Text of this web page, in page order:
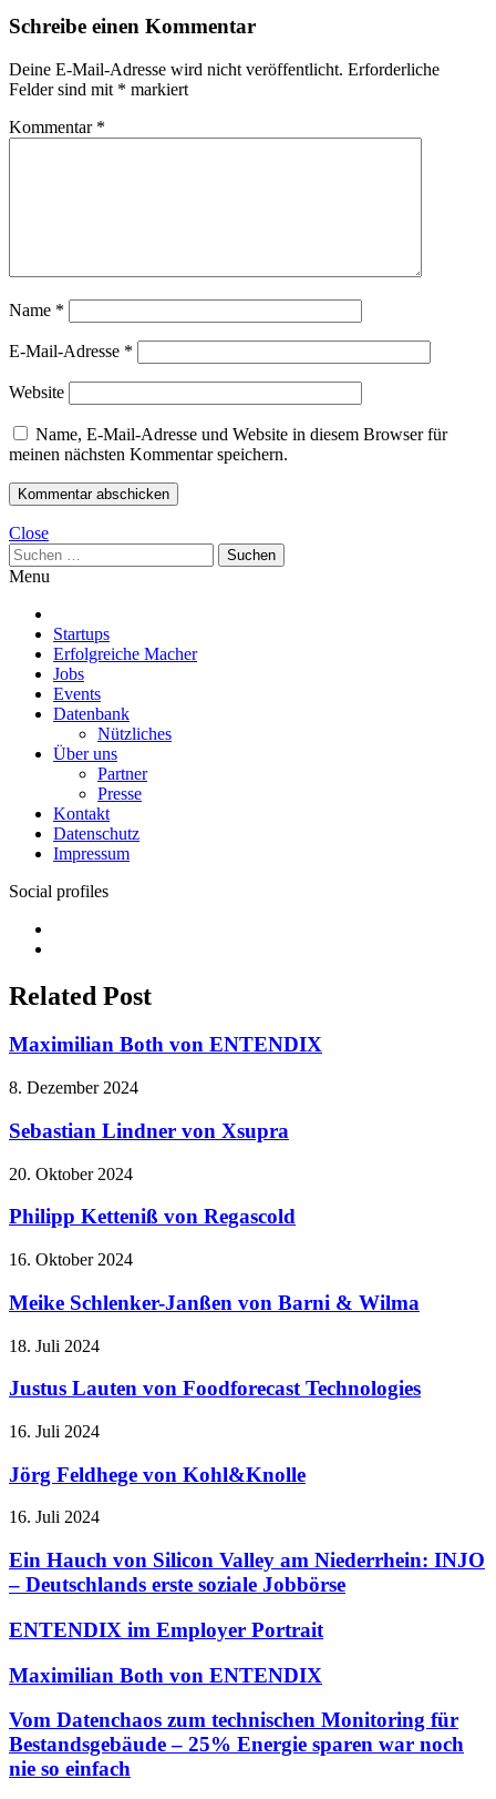
Schreibe einen Kommentar
Deine E-Mail-Adresse wird nicht veröffentlicht. Erforderliche
Felder sind mit * markiert
Kommentar *
Name *
E-Mail-Adresse *
Website
Name, E-Mail-Adresse und Website in diesem Browser für
meinen nächsten Kommentar speichern.
Close
Suchen
nach:
Menu
Startups
Erfolgreiche Macher
Jobs
Events
Datenbank
Nützliches
Über uns
Partner
Presse
Kontakt
Datenschutz
Impressum
Social profiles
Related Post
Maximilian Both von ENTENDIX
8. Dezember 2024
Sebastian Lindner von Xsupra
20. Oktober 2024
Philipp Ketteniß von Regascold
16. Oktober 2024
Meike Schlenker-Janßen von Barni & Wilma
18. Juli 2024
Justus Lauten von Foodforecast Technologies
16. Juli 2024
Jörg Feldhege von Kohl&Knolle
16. Juli 2024
Ein Hauch von Silicon Valley am Niederrhein: INJO
– Deutschlands erste soziale Jobbörse
ENTENDIX im Employer Portrait
Maximilian Both von ENTENDIX
Vom Datenchaos zum technischen Monitoring für
Bestandsgebäude – 25% Energie sparen war noch
nie so einfach